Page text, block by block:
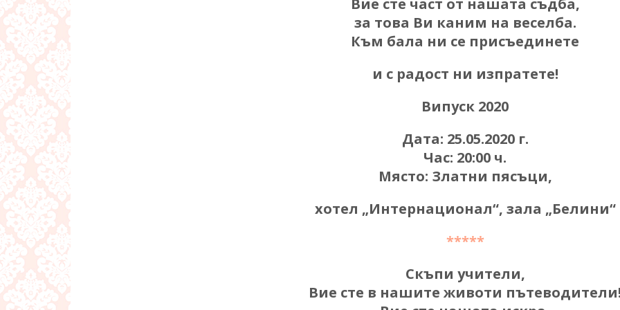
Вие сте част от нашата съдба,
за това Ви каним на веселба.
Към бала ни се присъединете
и с радост ни изпратете!
Випуск 2020
Дата: 25.05.2020 г.
Час: 20:00 ч.
Място: Златни пясъци,
хотел „Интернационал“, зала „Белини“
*****
Скъпи учители,
Вие сте в нашите животи